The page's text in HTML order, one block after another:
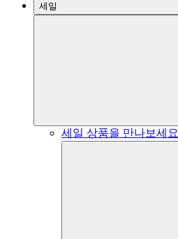
세일
세일 상품을 만나보세요